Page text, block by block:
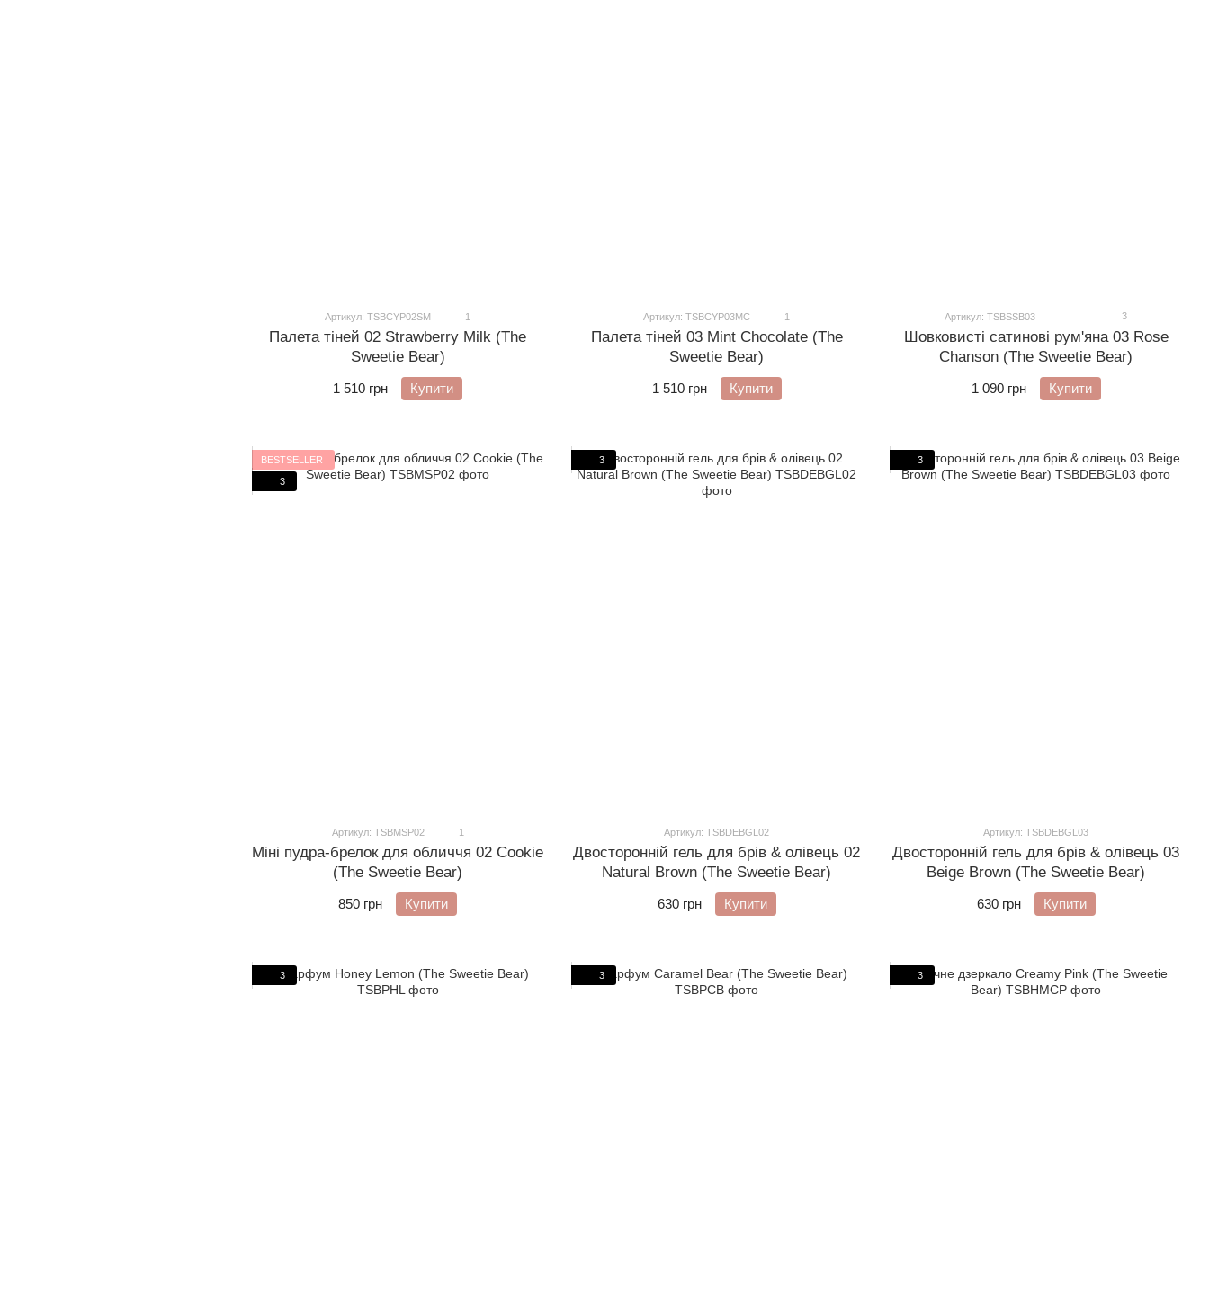
Артикул: TSBCYP02SM 1
Палета тіней 02 Strawberry Milk (The
Sweetie Bear)
1 510 грн Купити
Артикул: TSBCYP03MC 1
Палета тіней 03 Mint Chocolate (The
Sweetie Bear)
1 510 грн Купити
Артикул: TSBSSB03 3
Шовковисті сатинові рум'яна 03 Rose
Chanson (The Sweetie Bear)
1 090 грн Купити
BESTSELLER
3
Артикул: TSBMSP02 1
Міні пудра-брелок для обличчя 02 Cookie
(The Sweetie Bear)
850 грн Купити
3
Артикул: TSBDEBGL02
Двосторонній гель для брів & олівець 02
Natural Brown (The Sweetie Bear)
630 грн Купити
3
Артикул: TSBDEBGL03
Двосторонній гель для брів & олівець 03
Beige Brown (The Sweetie Bear)
630 грн Купити
3 3 3